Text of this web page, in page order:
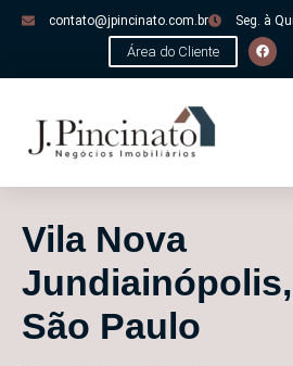
contato@jpincinato.com.br Seg. à
Área do Cliente
Vila Nova
São Paulo